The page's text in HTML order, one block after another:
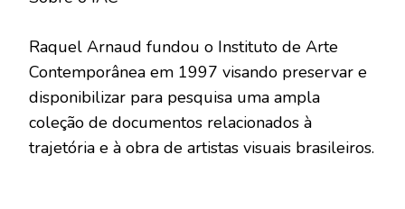
Raquel Arnaud fundou o Instituto de Arte
Contemporânea em 1997 visando preservar e
disponibilizar para pesquisa uma ampla
coleção de documentos relacionados à
trajetória e à obra de artistas visuais brasileiros.